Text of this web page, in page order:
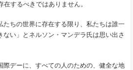
するべきではありません。
たちの世界に存在する限り、私たちは誰一
ない」とネルソン・マンデラ氏は思い出さ
際デーに、すべての人のための、健全な地